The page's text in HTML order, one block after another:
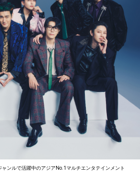
ンルで活躍中のアジアNo.1マルチエンタテインメント